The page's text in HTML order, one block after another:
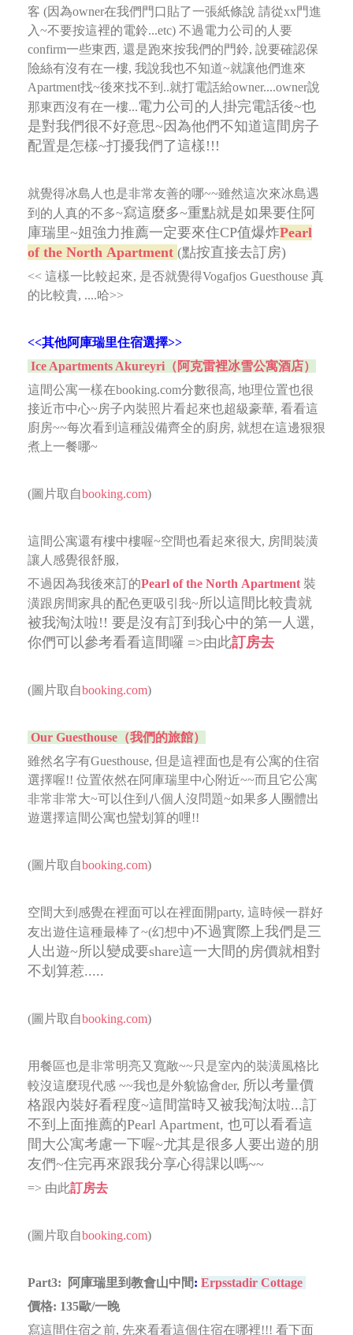
客 (因為owner在我們門口貼了一張紙條說 請從xx門進
入~不要按這裡的電鈴...etc) 不過電力公司的人要
confirm一些東西, 還是跑來按我們的門鈴, 說要確認保
險絲有沒有在一樓, 我說我也不知道~就讓他們進來
Apartment找~後來找不到..就打電話給owner....owner說
那東西沒有在一樓...電力公司的人掛完電話後~也
是對我們很不好意思~因為他們不知道這間房子
配置是怎樣~打擾我們了這樣!!!
就覺得冰島人也是非常友善的哪~~雖然這次來冰島遇
到的人真的不多~寫這麼多~重點就是如果要住阿
庫瑞里~姐強力推薦一定要來住CP值爆炸Pearl
of the North Apartment (點按直接去訂房)
<< 這樣一比較起來, 是否就覺得Vogafjos Guesthouse 真
的比較貴, ....哈>>
<<其他阿庫瑞里住宿選擇>>
Ice Apartments Akureyri（阿克雷裡冰雪公寓酒店）
這間公寓一樣在booking.com分數很高, 地理位置也很
接近市中心~房子內裝照片看起來也超級豪華, 看看這
廚房~~每次看到這種設備齊全的廚房, 就想在這邊狠狠
煮上一餐哪~
(圖片取自booking.com)
這間公寓還有樓中樓喔~空間也看起來很大, 房間裝潢
讓人感覺很舒服,
不過因為我後來訂的Pearl of the North Apartment 裝
潢跟房間家具的配色更吸引我~所以這間比較貴就
被我淘汰啦!! 要是沒有訂到我心中的第一人選,
你們可以參考看看這間囉 =>由此訂房去
(圖片取自booking.com)
Our Guesthouse（我們的旅館）
雖然名字有Guesthouse, 但是這裡面也是有公寓的住宿
選擇喔!! 位置依然在阿庫瑞里中心附近~~而且它公寓
非常非常大~可以住到八個人沒問題~如果多人團體出
遊選擇這間公寓也蠻划算的哩!!
(圖片取自booking.com)
空間大到感覺在裡面可以在裡面開party, 這時候一群好
友出遊住這種最棒了~(幻想中)不過實際上我們是三
人出遊~所以變成要share這一大間的房價就相對
不划算惹.....
(圖片取自booking.com)
用餐區也是非常明亮又寬敞~~只是室內的裝潢風格比
較沒這麼現代感 ~~我也是外貌協會der, 所以考量價
格跟內裝好看程度~這間當時又被我淘汰啦...訂
不到上面推薦的Pearl Apartment, 也可以看看這
間大公寓考慮一下喔~尤其是很多人要出遊的朋
友們~住完再來跟我分享心得課以嗎~~
=> 由此訂房去
(圖片取自booking.com)
Part3: 阿庫瑞里到教會山中間: Erpsstadir Cottage
價格: 135歐/一晚
寫這間住宿之前, 先來看看這個住宿在哪裡!!! 看下面